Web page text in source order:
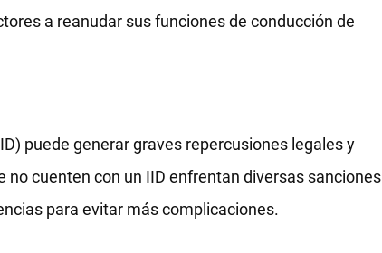
a reanudar sus funciones de conducción de
puede generar graves repercusiones legales y
cuenten con un IID enfrentan diversas sanciones
para evitar más complicaciones.